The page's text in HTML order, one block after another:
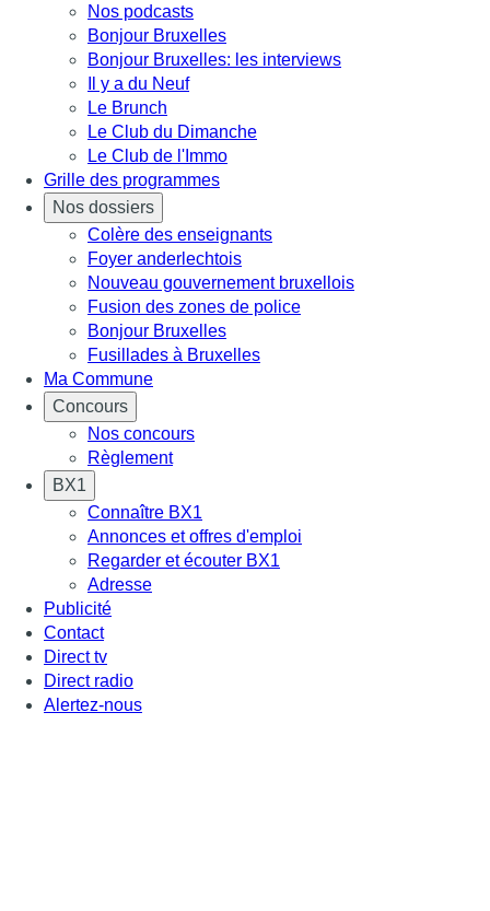
Nos podcasts
Bonjour Bruxelles
Bonjour Bruxelles: les interviews
Il y a du Neuf
Le Brunch
Le Club du Dimanche
Le Club de l'Immo
Grille des programmes
Nos dossiers
Colère des enseignants
Foyer anderlechtois
Nouveau gouvernement bruxellois
Fusion des zones de police
Bonjour Bruxelles
Fusillades à Bruxelles
Ma Commune
Concours
Nos concours
Règlement
BX1
Connaître BX1
Annonces et offres d'emploi
Regarder et écouter BX1
Adresse
Publicité
Contact
Direct tv
Direct radio
Alertez-nous